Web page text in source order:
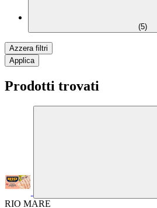
(5)
Azzera filtri
Applica
Prodotti trovati
RIO MARE